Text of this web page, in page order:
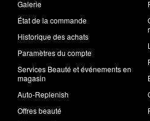
Galerie
État de la commande
Historique des achats
Paramètres du compte
Services Beauté et événements en
magasin
Auto-Replenish
Offres beauté